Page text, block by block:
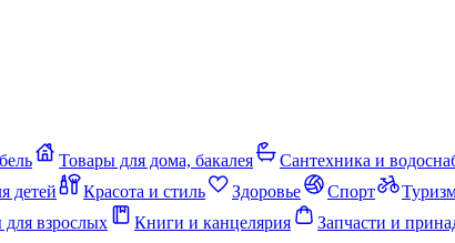
Товары для дома, бакалея Сантехника и
детей Красота и стиль Здоровье Спорт
для взрослых Книги и канцелярия Запчасти и